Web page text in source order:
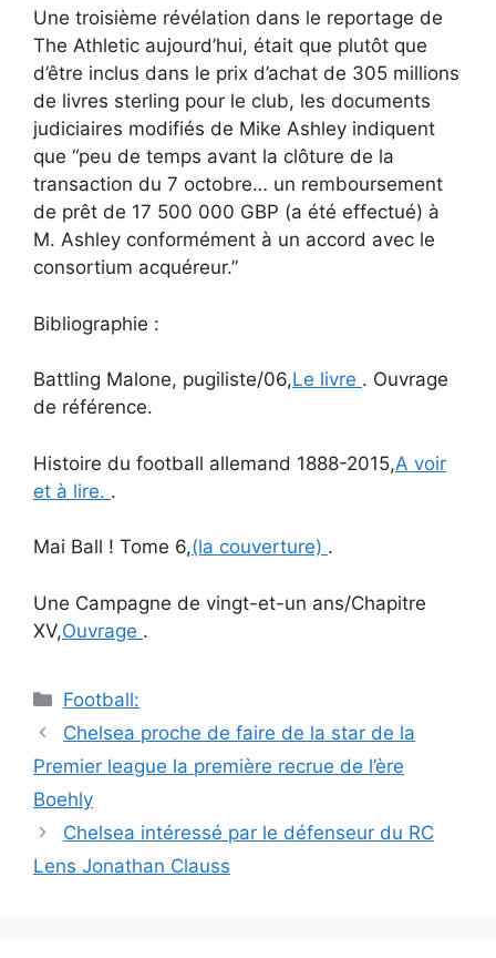
Une troisième révélation dans le reportage de
The Athletic aujourd’hui, était que plutôt que
d’être inclus dans le prix d’achat de 305 millions
de livres sterling pour le club, les documents
judiciaires modifiés de Mike Ashley indiquent
que “peu de temps avant la clôture de la
transaction du 7 octobre… un remboursement
de prêt de 17 500 000 GBP (a été effectué) à
M. Ashley conformément à un accord avec le
consortium acquéreur.”
Bibliographie :
Battling Malone, pugiliste/06,Le livre . Ouvrage
de référence.
Histoire du football allemand 1888-2015,A voir
et à lire. .
Mai Ball ! Tome 6,(la couverture) .
Une Campagne de vingt-et-un ans/Chapitre
XV,Ouvrage .
Catégories
Football:
Navigation
des
Chelsea proche de faire de la star de la
Premier league la première recrue de l’ère
Boehly
Chelsea intéressé par le défenseur du RC
Lens Jonathan Clauss